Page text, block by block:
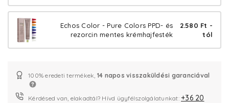
Echos Color - Pure Colors PPD- és
rezorcin mentes krémhajfesték
2.580 Ft -
tól
100% eredeti termékek, 14 napos visszaküldési garanciával
Kérdésed van, elakadtál? Hívd ügyfélszolgálatunkat: +36 20